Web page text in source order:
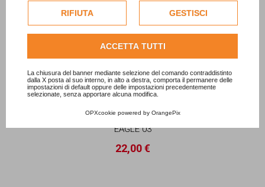
esclusivamente previa acquisizione del consenso
RIFIUTA GESTISCI
ACCETTA TUTTI
La chiusura del banner mediante selezione del comando contraddistinto
dalla X posta al suo interno, in alto a destra, comporta il permanere delle
impostazioni di default oppure delle impostazioni precedentemente
selezionate, senza apportare alcuna modifica.
OPXcookie powered by OrangePix
EAGLE 03
22,00 €